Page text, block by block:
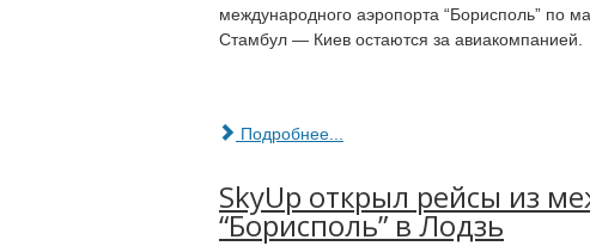
международного аэропорта “Борисполь” по
Стамбул — Киев остаются за авиакомпанией.
Подробнее...
SkyUp открыл рейсы из
“Борисполь” в Лодзь